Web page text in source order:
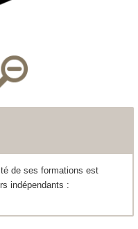
de ses formations est
indépendants :